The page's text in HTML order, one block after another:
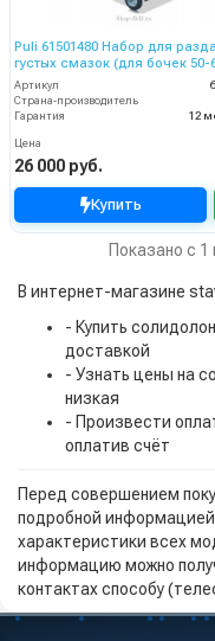
Puli 61501480 Набор для
густых смазок (для бочек 50-
Артикул
Страна-производитель
Гарантия
12
Цена
26 000 руб.
Купить
Показано с 1
В интернет-магазине
- Купить
доставкой
- Узнать цены на
низкая
- Произвести
оплатив счёт
Перед совершением
подробной
характеристики всех
информацию можно
контактах способу